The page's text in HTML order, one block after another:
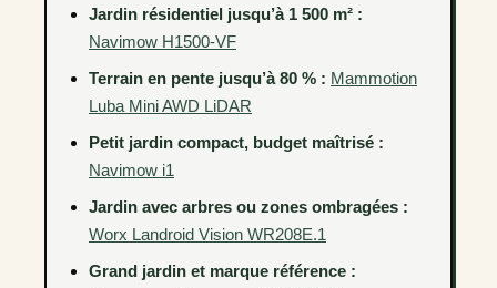
Jardin résidentiel jusqu’à 1 500 m² :
Navimow H1500-VF
Terrain en pente jusqu’à 80 % : Mammotion
Luba Mini AWD LiDAR
Petit jardin compact, budget maîtrisé :
Navimow i1
Jardin avec arbres ou zones ombragées :
Worx Landroid Vision WR208E.1
Grand jardin et marque référence :